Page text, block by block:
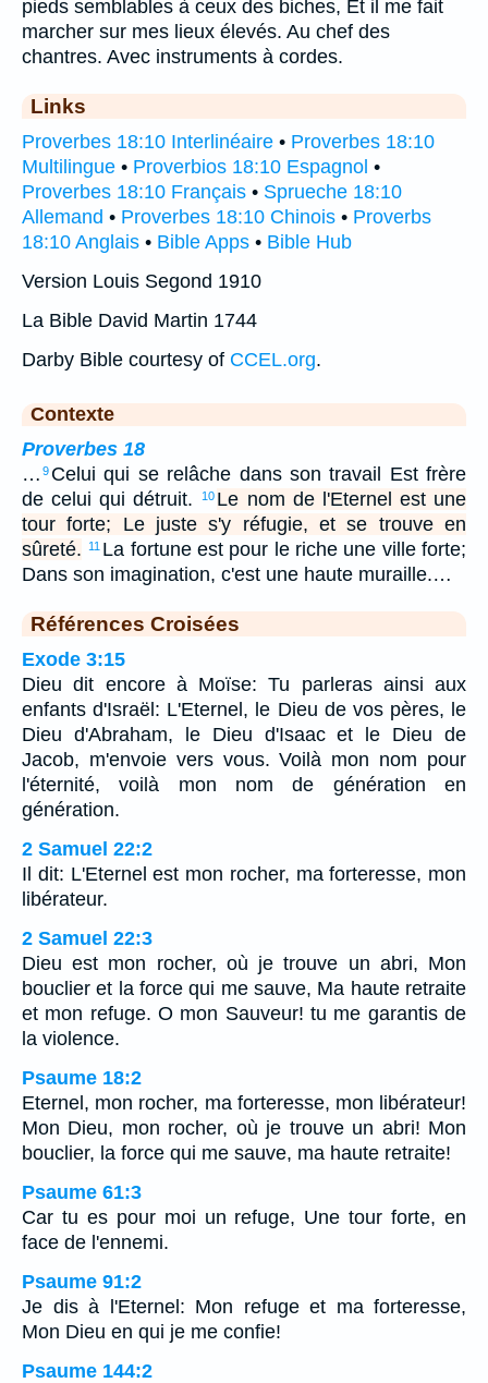
pieds semblables à ceux des biches, Et il me fait
marcher sur mes lieux élevés. Au chef des
chantres. Avec instruments à cordes.
Links
Proverbes 18:10 Interlinéaire • Proverbes 18:10
Multilingue • Proverbios 18:10 Espagnol •
Proverbes 18:10 Français • Sprueche 18:10
Allemand • Proverbes 18:10 Chinois • Proverbs
18:10 Anglais • Bible Apps • Bible Hub
Version Louis Segond 1910
La Bible David Martin 1744
Darby Bible courtesy of CCEL.org.
Contexte
Proverbes 18
… 9 Celui qui se relâche dans son travail Est frère
de celui qui détruit.
10 Le nom de l'Eternel est une
tour forte; Le juste s'y réfugie, et se trouve en
sûreté.
11 La fortune est pour le riche une ville forte;
Dans son imagination, c'est une haute muraille.…
Références Croisées
Exode 3:15
Dieu dit encore à Moïse: Tu parleras ainsi aux
enfants d'Israël: L'Eternel, le Dieu de vos pères, le
Dieu d'Abraham, le Dieu d'Isaac et le Dieu de
Jacob, m'envoie vers vous. Voilà mon nom pour
l'éternité, voilà mon nom de génération en
génération.
2 Samuel 22:2
Il dit: L'Eternel est mon rocher, ma forteresse, mon
libérateur.
2 Samuel 22:3
Dieu est mon rocher, où je trouve un abri, Mon
bouclier et la force qui me sauve, Ma haute retraite
et mon refuge. O mon Sauveur! tu me garantis de
la violence.
Psaume 18:2
Eternel, mon rocher, ma forteresse, mon libérateur!
Mon Dieu, mon rocher, où je trouve un abri! Mon
bouclier, la force qui me sauve, ma haute retraite!
Psaume 61:3
Car tu es pour moi un refuge, Une tour forte, en
face de l'ennemi.
Psaume 91:2
Je dis à l'Eternel: Mon refuge et ma forteresse,
Mon Dieu en qui je me confie!
Psaume 144:2